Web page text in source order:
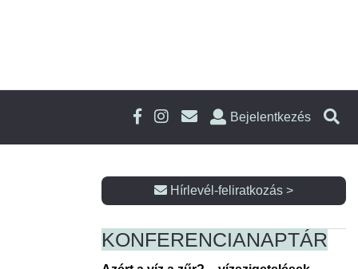
Bejelentkezés
Hírlevél-feliratkozás >
KONFERENCIANAPTÁR